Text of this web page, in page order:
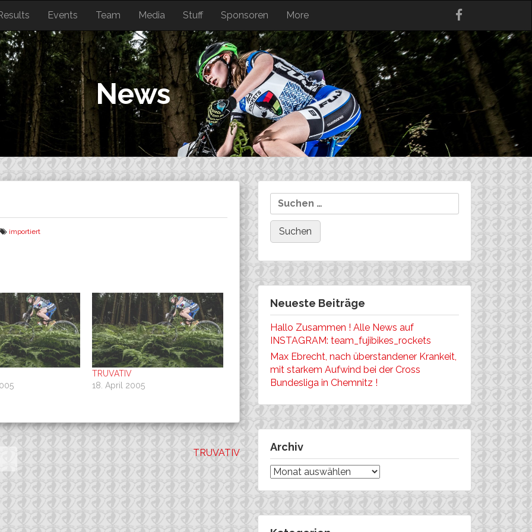
Events Team Media Stuff Sponsoren More
News
importiert
TRUVATIV
18. April 2005
TRUVATIV
Suchen
nach:
Neueste Beiträge
Hallo Zusammen ! Alle News auf
INSTAGRAM: team_fujibikes_rockets
Max Ebrecht, nach überstandener Krankeit,
mit starkem Aufwind bei der Cross
Bundesliga in Chemnitz !
Archiv
Archiv